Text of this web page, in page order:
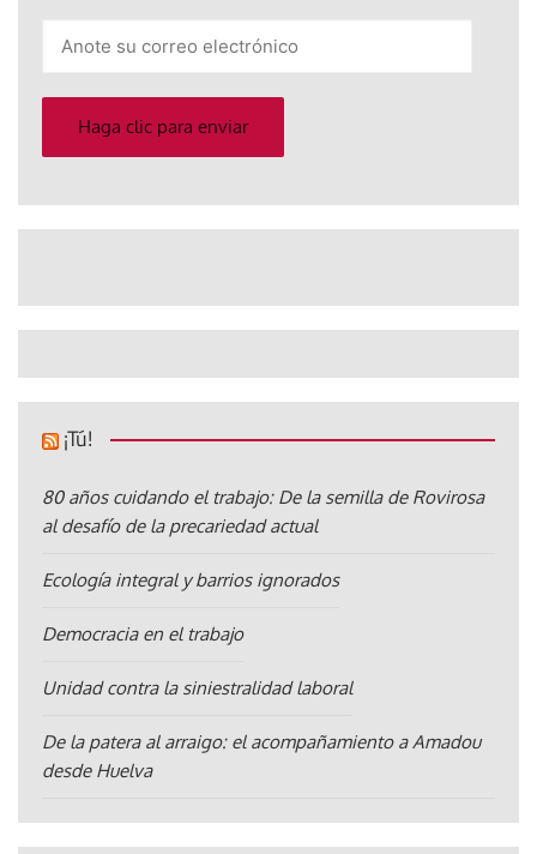
electrónico
Haga clic para enviar
¡Tú!
80 años cuidando el trabajo: De la semilla de Rovirosa
al desafío de la precariedad actual
Ecología integral y barrios ignorados
Democracia en el trabajo
Unidad contra la siniestralidad laboral
De la patera al arraigo: el acompañamiento a Amadou
desde Huelva